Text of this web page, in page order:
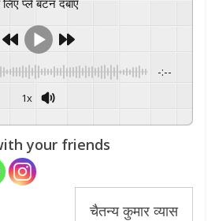
प्ले बटन दबाएँ
-:--
1x
your friends
चैतन्य कुमार व्यास
: